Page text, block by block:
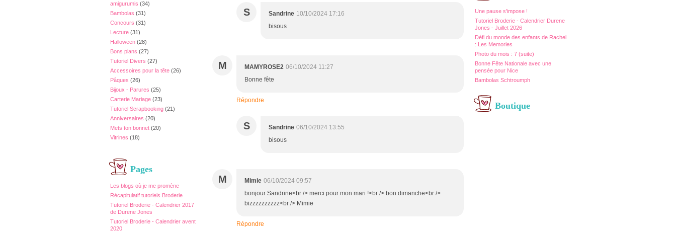
amigurumis (34)
Bambolas (31)
Concours (31)
Lecture (31)
Halloween (28)
Bons plans (27)
Tutoriel Divers (27)
Accessoires pour la tête (26)
Pâques (26)
Bijoux - Parures (25)
Carterie Mariage (23)
Tutoriel Scrapbooking (21)
Anniversaires (20)
Mets ton bonnet (20)
Vitrines (18)
Pages
Les blogs où je me promène
Récapitulatif tutoriels Broderie
Tutoriel Broderie - Calendrier 2017
de Durene Jones
Tutoriel Broderie - Calendrier avent
2020
Une pause s'impose !
Tutoriel Broderie - Calendrier Durene
Jones - Juillet 2026
Défi du monde des enfants de Rachel
: Les Memories
Photo du mois : 7 (suite)
Bonne Fête Nationale avec une
pensée pour Nice
Bambolas Schtroumph
Boutique
S Sandrine 10/10/2024 17:16
bisous
M MAMYROSE2 06/10/2024 11:27
Bonne fête
Répondre
S Sandrine 06/10/2024 13:55
bisous
M Mimie 06/10/2024 09:57
bonjour Sandrine<br /> merci pour mon mari !<br /> bon dimanche<br />
bizzzzzzzzzz<br /> Mimie
Répondre